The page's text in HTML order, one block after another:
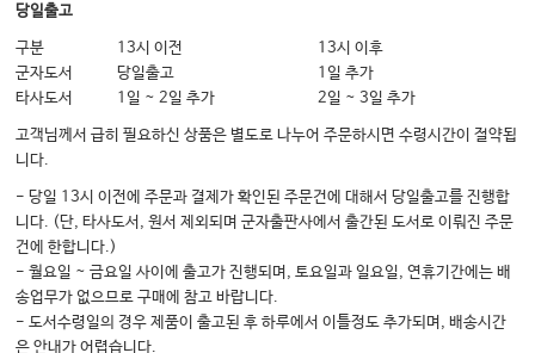
PART 01. 알레르기, 아토피 질환
Episode 01 알레르기
Episode 02 알레르기 비염
Episode 03 아토피 피부염
Episode 04 천식
당일출고
구분 13시 이전
13시 이후
군자도서
당일출고
1일 추가
타사도서
1일 ~ 2일 추가 2일 ~ 3일 추가
고객님께서 급히 필요하신 상품은 별도로 나누어 주문하시면 수령시간이 절약됩
니다.
- 당일 13시 이전에 주문과 결제가 확인된 주문건에 대해서 당일출고를 진행합
니다. (단, 타사도서, 원서 제외되며 군자출판사에서 출간된 도서로 이뤄진 주문
건에 한합니다.)
- 월요일 ~ 금요일 사이에 출고가 진행되며, 토요일과 일요일, 연휴기간에는 배
송업무가 없으므로 구매에 참고 바랍니다.
- 도서수령일의 경우 제품이 출고된 후 하루에서 이틀정도 추가되며, 배송시간
은 안내가 어렵습니다.